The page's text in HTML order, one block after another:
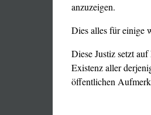
anzuzeigen.
Dies alles für einige
Diese Justiz setzt
Existenz aller
öffentlichen